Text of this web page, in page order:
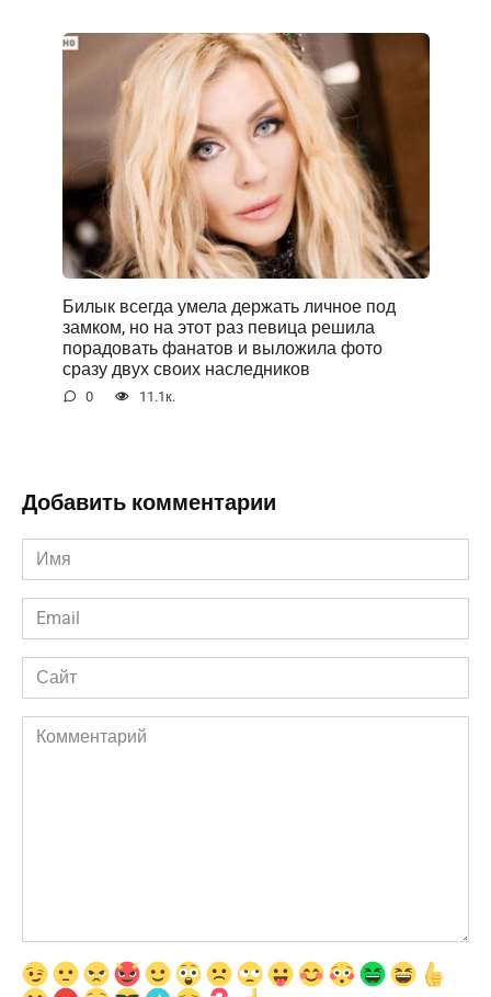
Билык всегда умела держать личное под
замком, но на этот раз певица решила
порадовать фанатов и выложила фото
сразу двух своих наследников
0 11.1к.
Добавить комментарии
Имя
*
Email
*
Сайт
Комментарий